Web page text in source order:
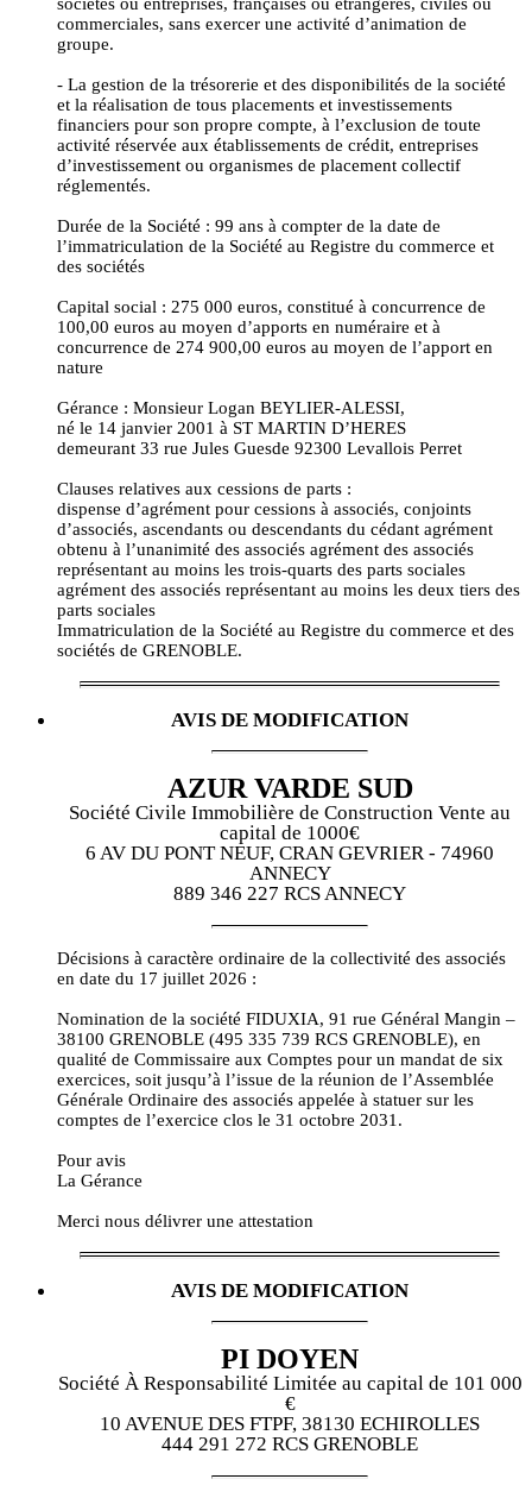
commerciales, sans exercer une activité d’animation de
groupe.
- La gestion de la trésorerie et des disponibilités de la société
et la réalisation de tous placements et investissements
financiers pour son propre compte, à l’exclusion de toute
activité réservée aux établissements de crédit, entreprises
d’investissement ou organismes de placement collectif
réglementés.
Durée de la Société : 99 ans à compter de la date de
l’immatriculation de la Société au Registre du commerce et
des sociétés
Capital social : 275 000 euros, constitué à concurrence de
100,00 euros au moyen d’apports en numéraire et à
concurrence de 274 900,00 euros au moyen de l’apport en
nature
Gérance : Monsieur Logan BEYLIER-ALESSI,
né le 14 janvier 2001 à ST MARTIN D’HERES
demeurant 33 rue Jules Guesde 92300 Levallois Perret
Clauses relatives aux cessions de parts :
dispense d’agrément pour cessions à associés, conjoints
d’associés, ascendants ou descendants du cédant agrément
obtenu à l’unanimité des associés agrément des associés
représentant au moins les trois-quarts des parts sociales
agrément des associés représentant au moins les deux tiers des
parts sociales
Immatriculation de la Société au Registre du commerce et des
sociétés de GRENOBLE.
AVIS DE MODIFICATION
AZUR VARDE SUD
Société Civile Immobilière de Construction Vente au
capital de 1000€
6 AV DU PONT NEUF, CRAN GEVRIER - 74960
ANNECY
889 346 227 RCS ANNECY
Décisions à caractère ordinaire de la collectivité des associés
en date du 17 juillet 2026 :
Nomination de la société FIDUXIA, 91 rue Général Mangin –
38100 GRENOBLE (495 335 739 RCS GRENOBLE), en
qualité de Commissaire aux Comptes pour un mandat de six
exercices, soit jusqu’à l’issue de la réunion de l’Assemblée
Générale Ordinaire des associés appelée à statuer sur les
comptes de l’exercice clos le 31 octobre 2031.
Pour avis
La Gérance
Merci nous délivrer une attestation
AVIS DE MODIFICATION
PI DOYEN
Société À Responsabilité Limitée au capital de 101 000
€
10 AVENUE DES FTPF, 38130 ECHIROLLES
444 291 272 RCS GRENOBLE